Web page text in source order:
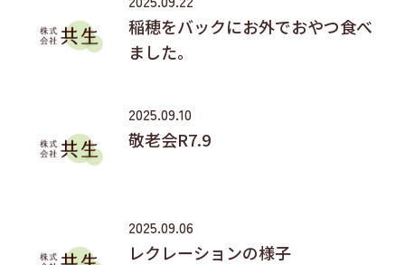
稲穂をバックにお外でおやつ食べ
ました。
2025.09.10
敬老会R7.9
2025.09.06
レクレーションの様子